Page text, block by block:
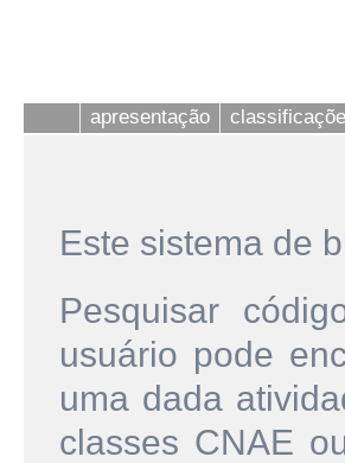
apresentação
Este sistema de
Pesquisar
usuário pode
uma dada
classes CNAE